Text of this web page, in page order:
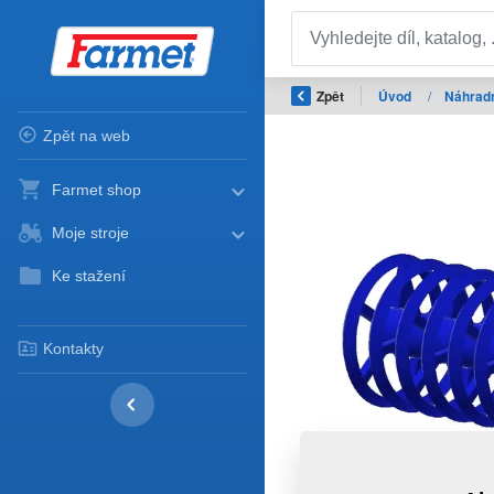
Zpět na web
Farmet shop
Moje stroje
Ke stažení
Kontakty
Zpět Úvod /